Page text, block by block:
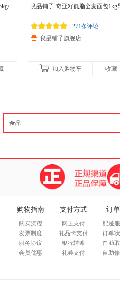
良品铺子-奇亚籽低脂全麦面包1kg
271条评论
良品铺子旗舰店
加入购物车 收藏
购物指南
购买流程
发票制度
服务协议
会员优惠
支付方式
网上支付
礼品卡支付
银行转账
礼券支付
订
配送
订单
自助
自助